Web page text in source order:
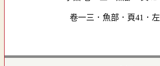
卷一三．魚部．頁41．左